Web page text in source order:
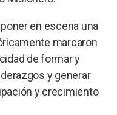
en escena una
marcaron
de formar y
y generar
y crecimiento